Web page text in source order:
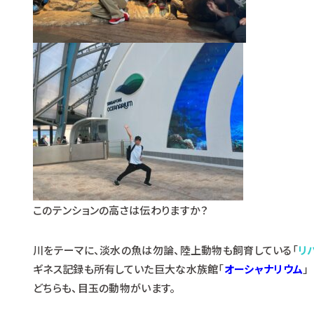
このテンションの高さは伝わりますか？
川をテーマに、淡水の魚は勿論、陸上動物も飼育している「リ
ギネス記録も所有していた巨大な水族館「オーシャナリウム 」
どちらも、目玉の動物がいます。